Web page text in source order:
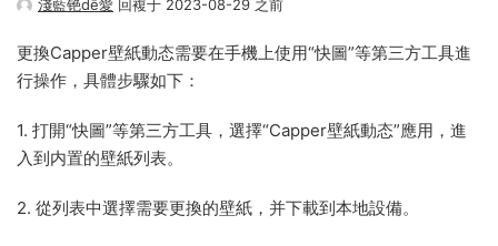
淺藍铯dē愛 回複于 2023-08-29 之前
更換Capper壁紙動态需要在手機上使用“快圖”等第三方工具進
行操作，具體步驟如下：
1. 打開“快圖”等第三方工具，選擇“Capper壁紙動态”應用，進
入到内置的壁紙列表。
2. 從列表中選擇需要更換的壁紙，并下載到本地設備。